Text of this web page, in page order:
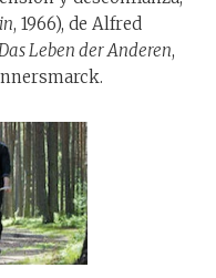
, 1966), de Alfred
Leben der Anderen,